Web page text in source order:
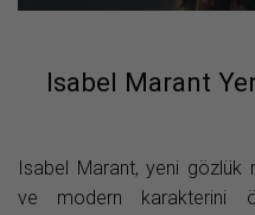
Isabel Marant
Isabel Marant, yeni gözlük
ve modern karakterini